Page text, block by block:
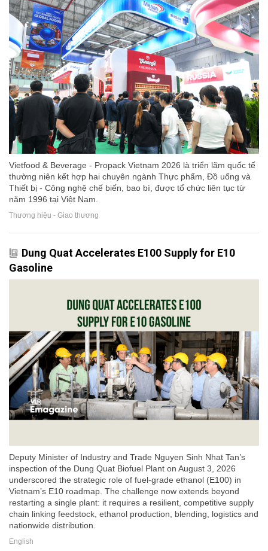
Vietfood & Beverage - Propack Vietnam 2026 là triển lãm quốc tế
thường niên kết hợp hai chuyên ngành Thực phẩm, Đồ uống và
Thiết bị - Công nghệ chế biến, bao bì, được tổ chức liên tục từ
năm 1996 tại Việt Nam.
Thương hiệu - Giao thương
Dung Quat Accelerates E100 Supply for E10
Gasoline
Deputy Minister of Industry and Trade Nguyen Sinh Nhat Tan’s
inspection of the Dung Quat Biofuel Plant on August 3, 2026
underscored the strategic role of fuel-grade ethanol (E100) in
Vietnam’s E10 roadmap. The challenge now extends beyond
restarting a single plant: it requires a resilient, competitive supply
chain linking feedstock, ethanol production, blending, logistics and
nationwide distribution.
English